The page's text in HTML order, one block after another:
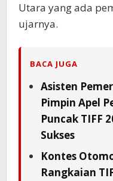
Utara yang ada
ujarnya.
BACA JUGA
Asisten
Pimpin Apel
Puncak TIFF
Sukses
Kontes
Rangkaian